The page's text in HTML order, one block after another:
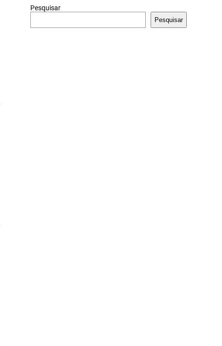
Pesquisar
Pesquisar